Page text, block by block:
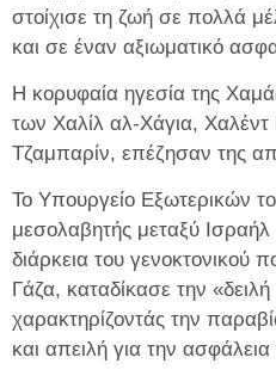
στοίχισε τη ζωή σε πολλά
και σε έναν αξιωματικό
Η κορυφαία ηγεσία της
των Χαλίλ αλ-Χάγια, Χαλέντ
Τζαμπαρίν, επέζησαν της
Το Υπουργείο Εξωτερικών
μεσολαβητής μεταξύ
διάρκεια του γενοκτονικού
Γάζα, καταδίκασε την
χαρακτηρίζοντάς την
και απειλή για την